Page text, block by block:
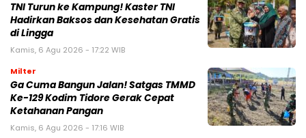
TNI Turun ke Kampung! Kaster TNI
Hadirkan Baksos dan Kesehatan Gratis
di Lingga
Kamis, 6 Agu 2026 - 17:22 WIB
Milter
Ga Cuma Bangun Jalan! Satgas TMMD
Ke-129 Kodim Tidore Gerak Cepat
Ketahanan Pangan
Kamis, 6 Agu 2026 - 17:16 WIB